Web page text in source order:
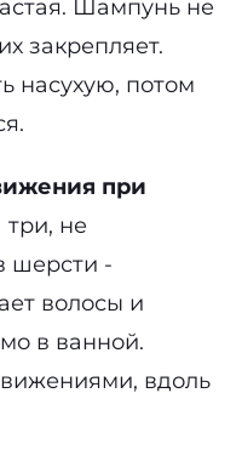
Шампунь не
закрепляет.
насухую, потом
при
три, не
шерсти -
волосы и
в ванной.
вдоль